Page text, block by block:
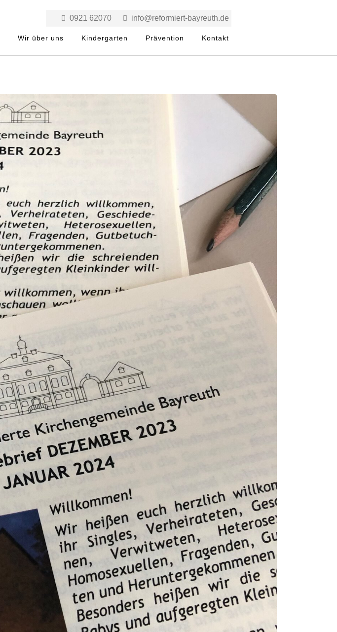
0921 62070 info@reformiert-bayreuth.de
Wir über uns Kindergarten Prävention Kontakt